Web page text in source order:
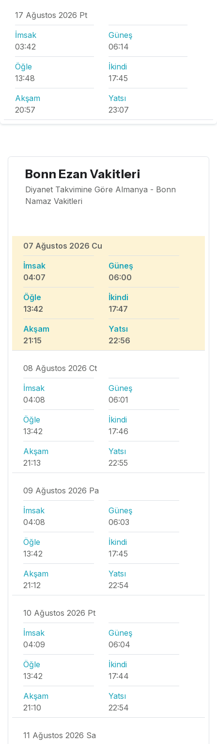
17 Ağustos 2026 Pt
İmsak
03:42
Güneş
06:14
Öğle
13:48
İkindi
17:45
Akşam
20:57
Yatsı
23:07
Bonn Ezan Vakitleri
Diyanet Takvimine Göre Almanya - Bonn
Namaz Vakitleri
07 Ağustos 2026 Cu
İmsak
04:07
Güneş
06:00
Öğle
13:42
İkindi
17:47
Akşam
21:15
Yatsı
22:56
08 Ağustos 2026 Ct
İmsak
04:08
Güneş
06:01
Öğle
13:42
İkindi
17:46
Akşam
21:13
Yatsı
22:55
09 Ağustos 2026 Pa
İmsak
04:08
Güneş
06:03
Öğle
13:42
İkindi
17:45
Akşam
21:12
Yatsı
22:54
10 Ağustos 2026 Pt
İmsak
04:09
Güneş
06:04
Öğle
13:42
İkindi
17:44
Akşam
21:10
Yatsı
22:54
11 Ağustos 2026 Sa